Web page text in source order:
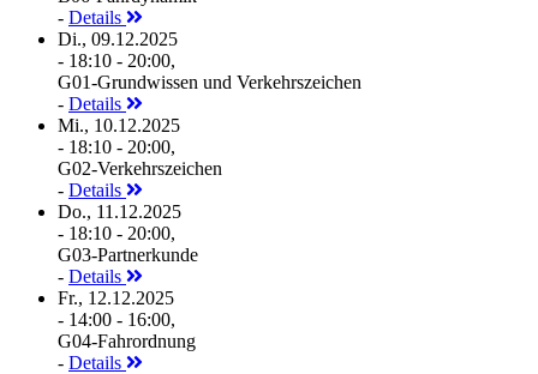
- Details
Di., 09.12.2025
- 18:10 - 20:00,
G01-Grundwissen und Verkehrszeichen
- Details
Mi., 10.12.2025
- 18:10 - 20:00,
G02-Verkehrszeichen
- Details
Do., 11.12.2025
- 18:10 - 20:00,
G03-Partnerkunde
- Details
Fr., 12.12.2025
- 14:00 - 16:00,
G04-Fahrordnung
- Details